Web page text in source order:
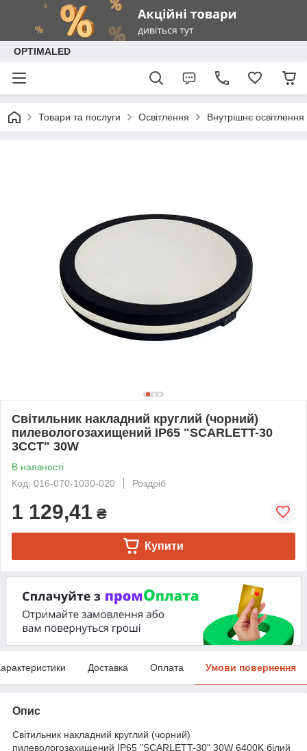
OPTIMALED
Товари та послуги Освітлення Внутрішнє освітлення
Світильник накладний круглий (чорний)
пилевологозахищений IP65 "SCARLETT-30
3CCT" 30W
В наявності
Код: 016-070-1030-020
Роздріб
1 129,41 ₴
Купити
Доставка Оплата Умови повернення
Опис
Світильник накладний круглий (чорний)
пилевологозахищений IP65 "SCARLETT-30" 30W 6400K білий